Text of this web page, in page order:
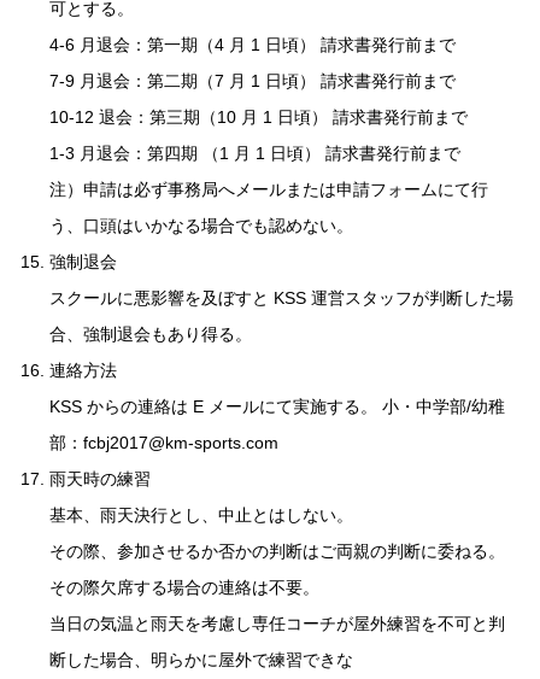
可とする。
4-6 月退会：第一期（4 月 1 日頃） 請求書発行前まで
7-9 月退会：第二期（7 月 1 日頃） 請求書発行前まで
10-12 退会：第三期（10 月 1 日頃） 請求書発行前まで
1-3 月退会：第四期 （1 月 1 日頃） 請求書発行前まで
注）申請は必ず事務局へメールまたは申請フォームにて行
う、口頭はいかなる場合でも認めない。
強制退会
スクールに悪影響を及ぼすと KSS 運営スタッフが判断した場
合、強制退会もあり得る。
連絡方法
KSS からの連絡は E メールにて実施する。 小・中学部/幼稚
部：fcbj2017@km-sports.com
雨天時の練習
基本、雨天決行とし、中止とはしない。
その際、参加させるか否かの判断はご両親の判断に委ねる。
その際欠席する場合の連絡は不要。
当日の気温と雨天を考慮し専任コーチが屋外練習を不可と判
断した場合、明らかに屋外で練習できな